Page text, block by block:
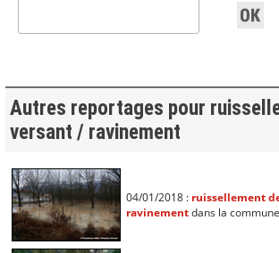
Autres reportages pour
versant / ravinement
04/01/2018 : ruissellement
ravinementdans la